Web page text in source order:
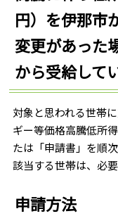
円）を伊那市
変更があった
から受給して
対象と思われる世帯
ギー等価格高騰低所
たは「申請書」を順
該当する世帯は、必
申請方法